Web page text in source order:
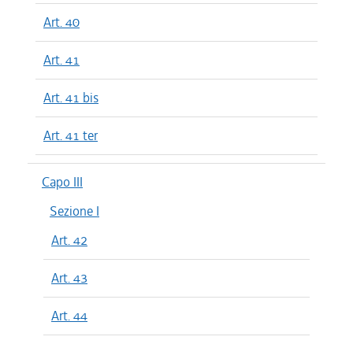
Art. 40
Art. 41
Art. 41 bis
Art. 41 ter
Capo III
Sezione I
Art. 42
Art. 43
Art. 44